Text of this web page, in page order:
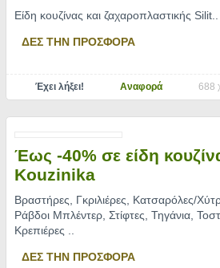
Είδη κουζίνας και ζαχαροπλαστικής Silit..
ΔΕΣ ΤΗΝ ΠΡΟΣΦΟΡΑ
Έχει λήξει! Αναφορά 688
Έως -40% σε είδη
Kouzinika
Βραστήρες, Γκριλιέρες, Κατσαρόλες/
Ράβδοι Μπλέντερ, Στίφτες, Τηγάνια,
Κρεπιέρες
ΔΕΣ ΤΗΝ ΠΡΟΣΦΟΡΑ